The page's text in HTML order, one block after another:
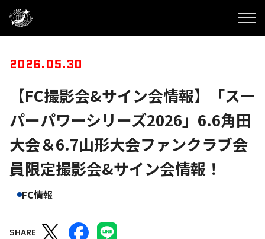
2026.05.30
【FC撮影会&サイン会情報】「スー
パーパワーシリーズ2026」6.6角田
大会＆6.7山形大会ファンクラブ会
員限定撮影会&サイン会情報！
FC情報
SHARE